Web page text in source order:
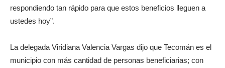
respondiendo tan rápido para que estos beneficios lleguen a
ustedes hoy”.
La delegada Viridiana Valencia Vargas dijo que Tecomán es el
municipio con más cantidad de personas beneficiarias; con